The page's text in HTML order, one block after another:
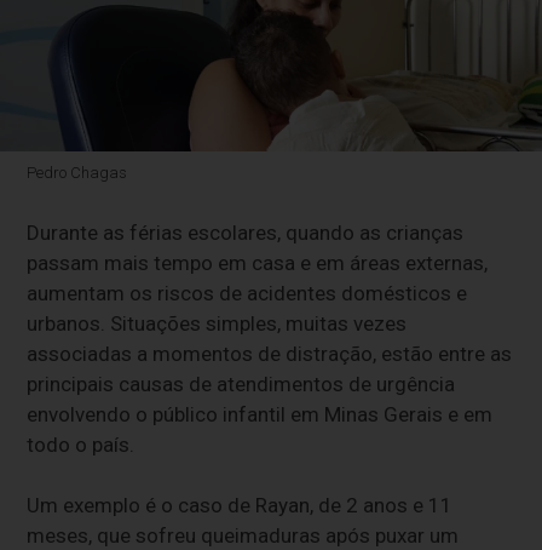
Pedro Chagas
Durante as férias escolares, quando as crianças
passam mais tempo em casa e em áreas externas,
aumentam os riscos de acidentes domésticos e
urbanos. Situações simples, muitas vezes
associadas a momentos de distração, estão entre as
principais causas de atendimentos de urgência
envolvendo o público infantil em Minas Gerais e em
todo o país.
Um exemplo é o caso de Rayan, de 2 anos e 11
meses, que sofreu queimaduras após puxar um